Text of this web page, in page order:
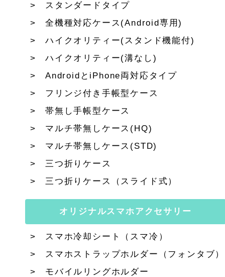
スタンダードタイプ
全機種対応ケース(Android専用)
ハイクオリティー(スタンド機能付)
ハイクオリティー(溝なし)
AndroidとiPhone両対応タイプ
フリンジ付き手帳型ケース
帯無し手帳型ケース
マルチ帯無しケース(HQ)
マルチ帯無しケース(STD)
三つ折りケース
三つ折りケース（スライド式）
オリジナルスマホアクセサリー
スマホ冷却シート（スマ冷）
スマホストラップホルダー（フォンタブ）
モバイルリングホルダー